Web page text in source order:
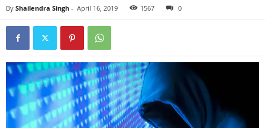
By Shailendra Singh - April 16, 2019 1567 0